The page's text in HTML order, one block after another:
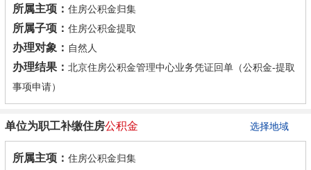
所属主项： 住房公积金归集
所属子项： 住房公积金提取
办理对象： 自然人
办理结果： 北京住房公积金管理中心业务凭证回单（公积金-提取
事项申请）
选择地域
单位为职工补缴住房公积金
所属主项： 住房公积金归集